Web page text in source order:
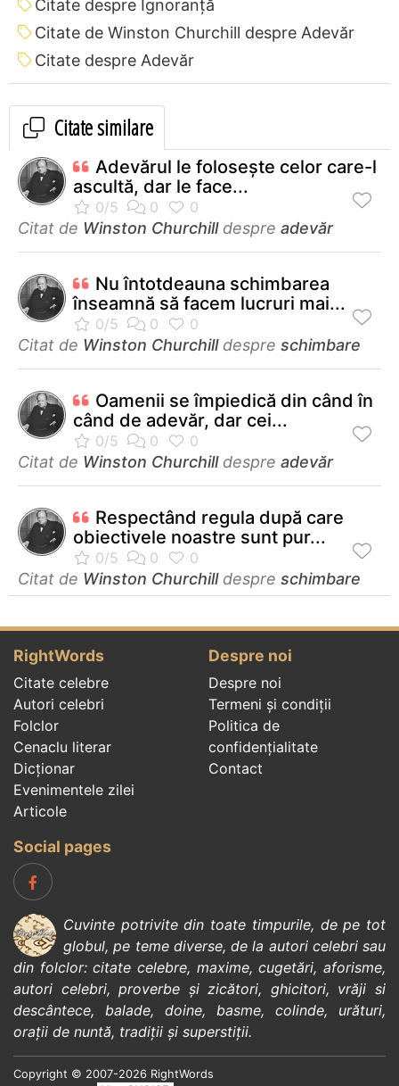
Citate despre Ignoranță
Citate de Winston Churchill despre Adevăr
Citate despre Adevăr
Citate similare
Adevărul le folosește celor care-l
ascultă, dar le face...
Citat de Winston Churchilldespre adevăr
Nu întotdeauna schimbarea
înseamnă să facem lucruri mai...
Citat de Winston Churchilldespre schimbare
Oamenii se împiedică din când în
când de adevăr, dar cei...
Citat de Winston Churchilldespre adevăr
Respectând regula după care
obiectivele noastre sunt pur...
Citat de Winston Churchilldespre schimbare
RightWords
Citate celebre
Autori celebri
Folclor
Cenaclu literar
Dicționar
Evenimentele zilei
Articole
Despre noi
Despre noi
Termeni și condiții
Politica de
confidenţialitate
Contact
Social pages
Cuvinte potrivite din toate timpurile, de pe tot
globul, pe teme diverse, de la autori celebrisau
din folclor:citate celebre, maxime,cugetări,aforisme,
autori celebri,proverbe și zicători, ghicitori, vrăji si
descântece, balade, doine, basme, colinde, urături,
orații de nuntă, tradiții și superstiții.
Copyright © 2007-2026 RightWords